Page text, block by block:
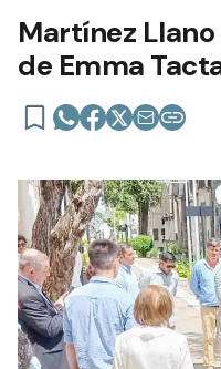
Martínez
de Emma